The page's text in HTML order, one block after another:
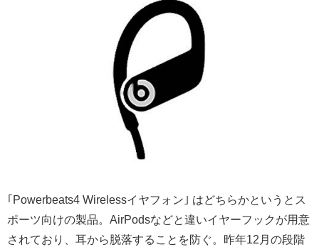
｢Powerbeats4 Wirelessイヤフォン｣ はどちらかというとス
ポーツ向けの製品。AirPodsなどと違いイヤーフックが用意
されており、耳から脱落することを防ぐ。昨年12月の段階